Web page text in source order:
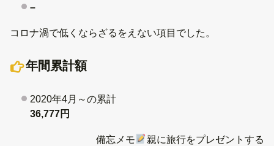
–
コロナ渦で低くならざるをえない項目でした。
年間累計額
2020年4月～の累計
36,777円
備忘メモ 親に旅行をプレゼントする